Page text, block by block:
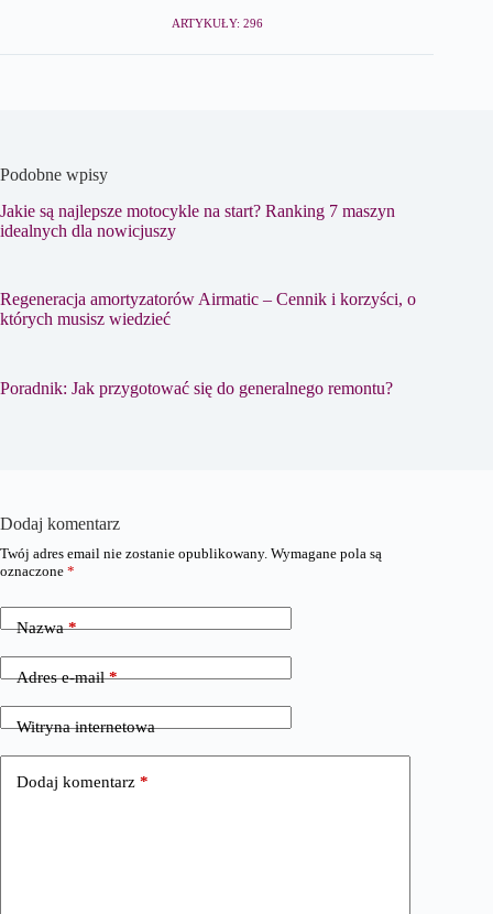
ARTYKUŁY: 296
Podobne wpisy
Jakie są najlepsze motocykle na start? Ranking 7 maszyn
idealnych dla nowicjuszy
Regeneracja amortyzatorów Airmatic – Cennik i korzyści, o
których musisz wiedzieć
Poradnik: Jak przygotować się do generalnego remontu?
Dodaj komentarz
Twój adres email nie zostanie opublikowany. Wymagane pola są
oznaczone *
Nazwa*
Adres e-mail*
Witryna internetowa
Dodaj komentarz *